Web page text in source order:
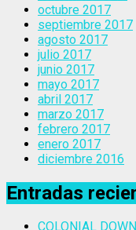
octubre 2017
septiembre 2017
agosto 2017
julio 2017
junio 2017
mayo 2017
abril 2017
marzo 2017
febrero 2017
enero 2017
diciembre 2016
Entradas
COLONIAL